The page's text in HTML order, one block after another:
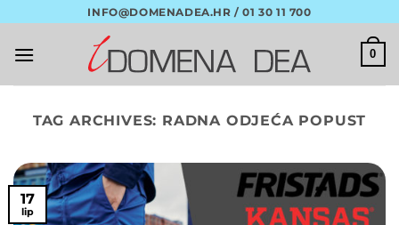
content
INFO@DOMENADEA.HR / 01 30 11 700
0
TAG ARCHIVES: RADNA ODJEĆA POPUST
17
lip